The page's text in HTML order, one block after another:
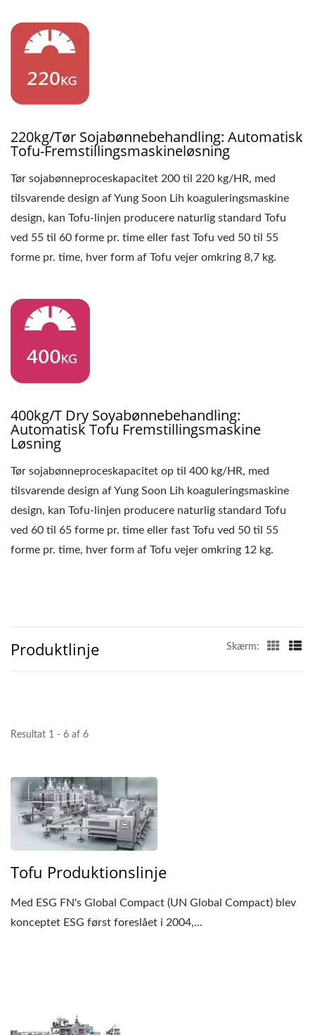
MASKINER OG UDSTYR,
TOFU MAKER, TOFU
MAKER MASKINE, TOFU
FREMSTILLING, TOFU
FREMSTILLINGSUDSTYR,
TOFU
FREMSTILLINGSMASKINE,
TOFU
FREMSTILLINGSMASKINE
PRODUCENTER, TOFU
FREMSTILLING, TOFU
FREMSTILLINGSUDSTYR,
TOFU
FREMSTILLINGSFABRIK,
TOFU
FREMSTILLINGSANLÆG,
TOFU
PRODUKTIONSUDSTYR,
PRODUKTIONSLINJE,
PRIS, TOFUMAKER,
VEGANSK KØD
MASKINE, VEGANSK
KØD
PRODUKTIONSLINJE,
VEGETABILSK TOFU
MASKINERI OG UDSTYR,
220kg/tør Sojabønnebehandling: Automatisk
Tofu-Fremstillingsmaskineløsning
Tør sojabønneproceskapacitet 200 til 220 kg/HR, med
tilsvarende design af Yung Soon Lih koaguleringsmaskine
design, kan Tofu-linjen producere naturlig standard Tofu
ved 55 til 60 forme pr. time eller fast Tofu ved 50 til 55
forme pr. time, hver form af Tofu vejer omkring 8,7 kg.
400kg/T Dry Soyabønnebehandling:
Automatisk Tofu Fremstillingsmaskine
Løsning
Tør sojabønneproceskapacitet op til 400 kg/HR, med
tilsvarende design af Yung Soon Lih koaguleringsmaskine
design, kan Tofu-linjen producere naturlig standard Tofu
ved 60 til 65 forme pr. time eller fast Tofu ved 50 til 55
forme pr. time, hver form af Tofu vejer omkring 12 kg.
Produktlinje Skærm:
Resultat 1 - 6 af 6
Tofu Produktionslinje
Med ESG FN's Global Compact (UN Global Compact) blev
konceptet ESG først foreslået i 2004,...